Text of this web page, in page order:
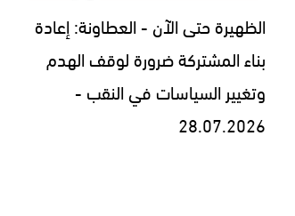
الظهيرة حتى الآن - العطاونة: إعادة
بناء المشتركة ضرورة لوقف الهدم
وتغيير السياسات في النقب -
28.07.2026